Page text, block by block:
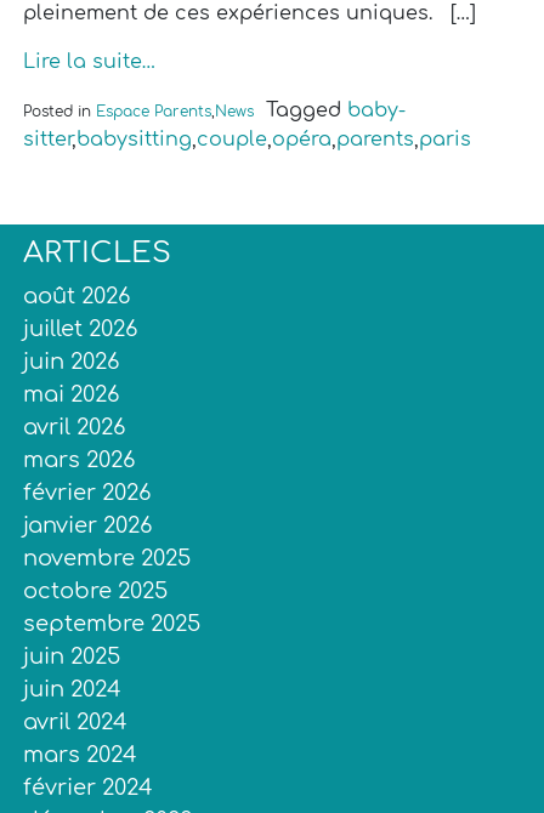
pleinement de ces expériences uniques. […]
Lire la suite…
Posted in Espace Parents News Tagged baby-
sitter,babysitting,couple,opéra,parents,paris
ARTICLES
août 2026
juillet 2026
juin 2026
mai 2026
avril 2026
mars 2026
février 2026
janvier 2026
novembre 2025
octobre 2025
septembre 2025
juin 2025
juin 2024
avril 2024
mars 2024
février 2024